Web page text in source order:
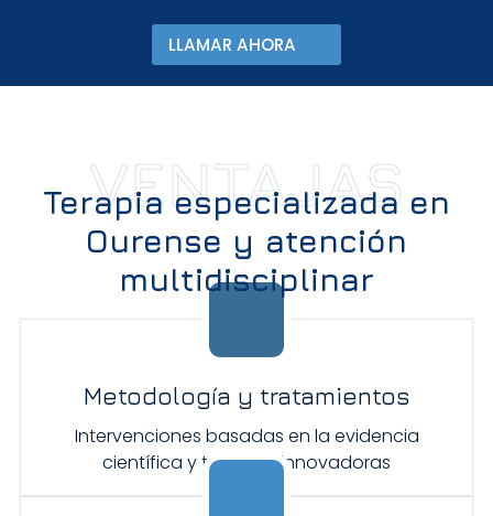
LLAMAR AHORA
VENTAJAS
Terapia especializada en
Ourense y atención
multidisciplinar
Metodología y tratamientos
Intervenciones basadas en la evidencia
científica y técnicas innovadoras